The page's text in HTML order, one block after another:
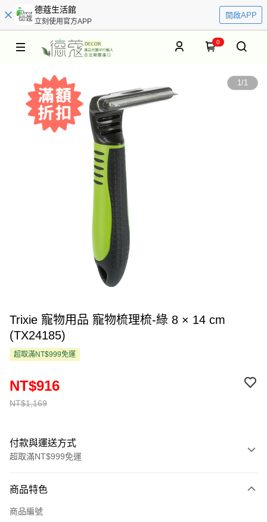
德蔻生活館
立刻使用官方APP
開啟APP
0
1/1
Trixie 寵物用品 寵物梳理梳-綠 8 × 14 cm
(TX24185)
超取滿NT$999免運
NT$1,169
NT$916
付款與運送方式
超取滿NT$999免運
信用卡一次付款
超商取貨付款
商品特色
商品編號